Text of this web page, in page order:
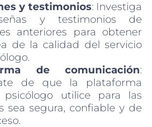
y testimonios: Investiga
y testimonios de
anteriores para obtener
de la calidad del servicio
de comunicación:
de que la plataforma
utilice para las
sea segura, confiable y de